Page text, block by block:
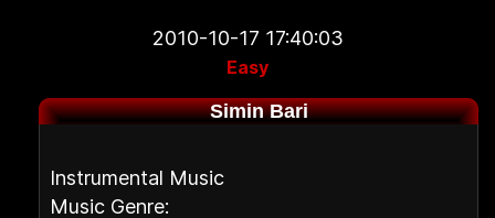
2010-10-17 17:40:03
Easy
Simin Bari
Instrumental Music
Music Genre: